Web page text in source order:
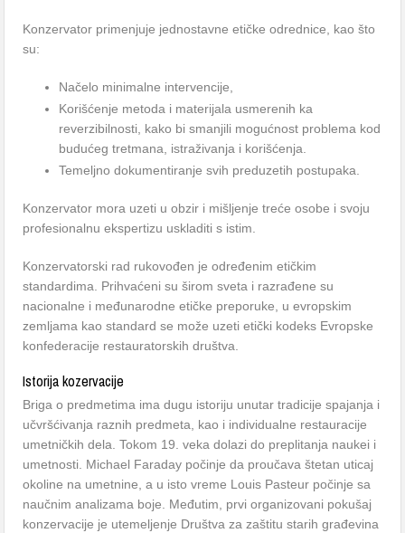
Konzervator primenjuje jednostavne etičke odrednice, kao što
su:
Načelo minimalne intervencije,
Korišćenje metoda i materijala usmerenih ka
reverzibilnosti, kako bi smanjili mogućnost problema kod
budućeg tretmana, istraživanja i korišćenja.
Temeljno dokumentiranje svih preduzetih postupaka.
Konzervator mora uzeti u obzir i mišljenje treće osobe i svoju
profesionalnu ekspertizu uskladiti s istim.
Konzervatorski rad rukovođen je određenim etičkim
standardima. Prihvaćeni su širom sveta i razrađene su
nacionalne i međunarodne etičke preporuke, u evropskim
zemljama kao standard se može uzeti etički kodeks Evropske
konfederacije restauratorskih društva.
Istorija kozervacije
Briga o predmetima ima dugu istoriju unutar tradicije spajanja i
učvršćivanja raznih predmeta, kao i individualne restauracije
umetničkih dela. Tokom 19. veka dolazi do preplitanja naukei i
umetnosti. Michael Faraday počinje da proučava štetan uticaj
okoline na umetnine, a u isto vreme Louis Pasteur počinje sa
naučnim analizama boje. Međutim, prvi organizovani pokušaj
konzervacije je utemeljenje Društva za zaštitu starih građevina